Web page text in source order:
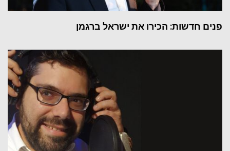
פנים חדשות: הכירו את ישראל ברגמן